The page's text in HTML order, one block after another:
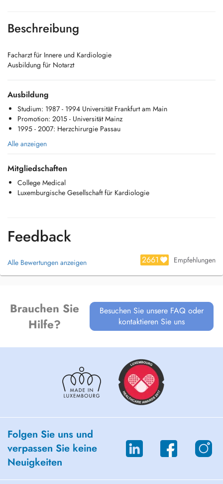
Beschreibung
Facharzt für Innere und Kardiologie
Ausbildung für Notarzt
Ausbildung
Studium: 1987 - 1994 Universität Frankfurt am Main
Promotion: 2015 - Universität Mainz
1995 - 2007: Herzchirurgie Passau
Alle anzeigen
Mitgliedschaften
College Medical
Luxemburgische Gesellschaft für Kardiologie
Feedback
Alle Bewertungen anzeigen 2661 Empfehlungen
Brauchen Sie
Hilfe?
Besuchen Sie unsere FAQ oder
kontaktieren Sie uns
Folgen Sie uns und
verpassen Sie keine
Neuigkeiten